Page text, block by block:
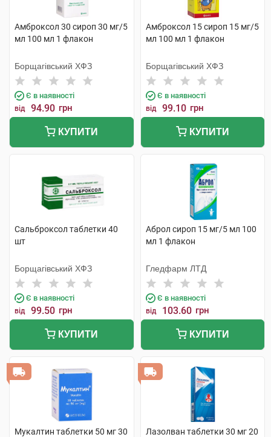
Амброксол 30 сироп 30 мг/5
мл 100 мл 1 флакон
Борщагівський ХФЗ
Є в наявності
від 94.90 грн
КУПИТИ
Амброксол 15 сироп 15 мг/5
мл 100 мл 1 флакон
Борщагівський ХФЗ
Є в наявності
від 99.10 грн
КУПИТИ
Сальброксол таблетки 40
шт
Борщагівський ХФЗ
Є в наявності
від 99.50 грн
КУПИТИ
Аброл сироп 15 мг/5 мл 100
мл 1 флакон
Гледфарм ЛТД
Є в наявності
від 103.60 грн
КУПИТИ
Мукалтин таблетки 50 мг 30
Лазолван таблетки 30 мг 20